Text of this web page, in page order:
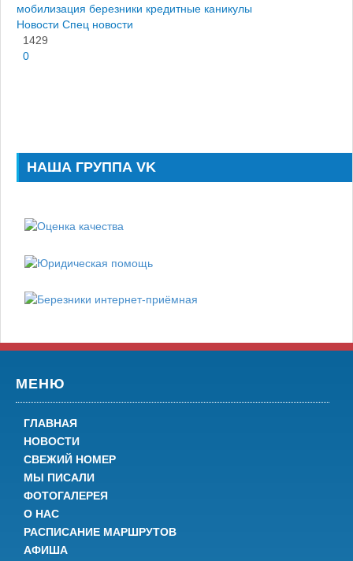
мобилизация березники кредитные каникулы
Новости Спец новости
1429
0
НАША ГРУППА VK
МЕНЮ
ГЛАВНАЯ
НОВОСТИ
СВЕЖИЙ НОМЕР
МЫ ПИСАЛИ
ФОТОГАЛЕРЕЯ
О НАС
РАСПИСАНИЕ МАРШРУТОВ
АФИША